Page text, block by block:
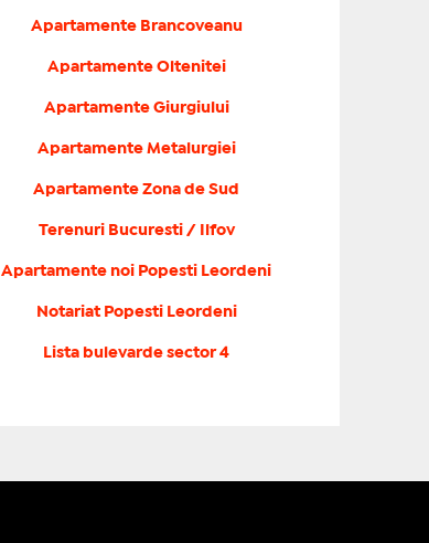
Apartamente Brancoveanu
Apartamente Oltenitei
Apartamente Giurgiului
Apartamente Metalurgiei
Apartamente Zona de Sud
Terenuri Bucuresti / Ilfov
Apartamente noi Popesti Leordeni
Notariat Popesti Leordeni
Lista bulevarde sector 4